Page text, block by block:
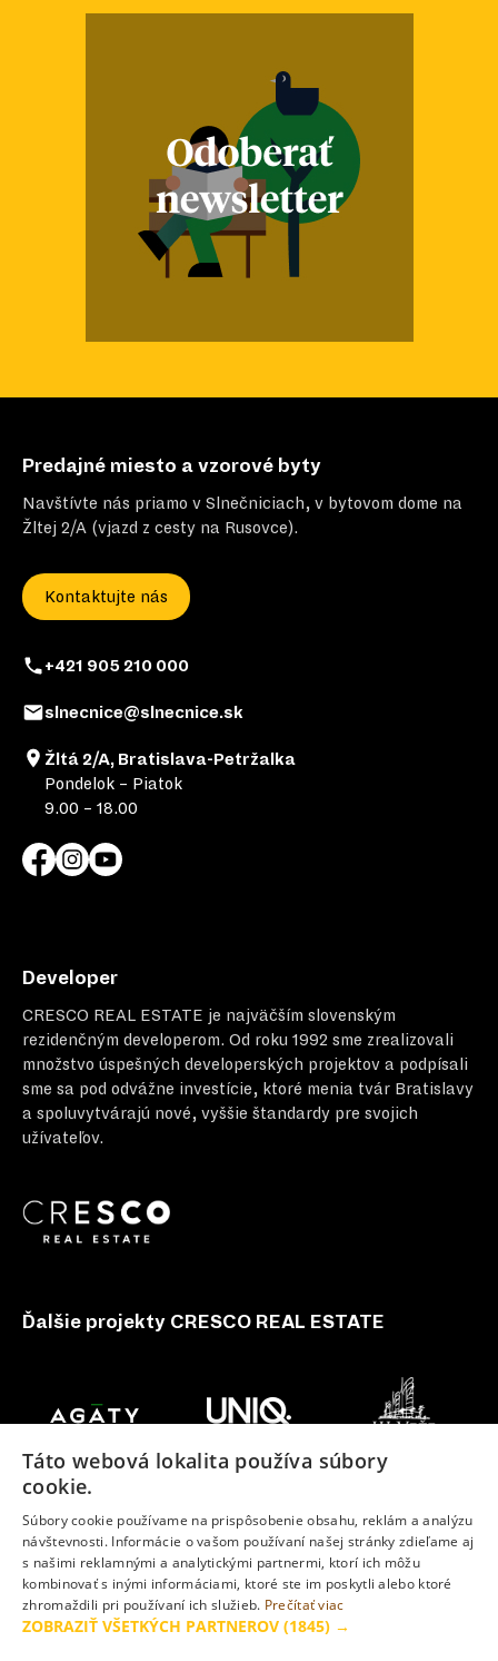
Predajné miesto a vzorové byty
Navštívte nás priamo v Slnečniciach, v bytovom dome na
Žltej 2/A (vjazd z cesty na Rusovce).
Kontaktujte nás
+421 905 210 000
slnecnice@slnecnice.sk
Žltá 2/A, Bratislava-Petržalka
Pondelok – Piatok
9.00 – 18.00
Developer
CRESCO REAL ESTATE je najväčším slovenským
rezidenčným developerom. Od roku 1992 sme zrealizovali
množstvo úspešných developerských projektov a podpísali
sme sa pod odvážne investície, ktoré menia tvár Bratislavy
a spoluvytvárajú nové, vyššie štandardy pre svojich
užívateľov.
Ďalšie projekty CRESCO REAL ESTATE
Táto webová lokalita používa súbory
cookie.
Súbory cookie používame na prispôsobenie obsahu, reklám a analýzu
návštevnosti. Informácie o vašom používaní našej stránky zdieľame aj
s našimi reklamnými a analytickými partnermi, ktorí ich môžu
kombinovať s inými informáciami, ktoré ste im poskytli alebo ktoré
zhromaždili pri používaní ich služieb. Prečítať viac
ZOBRAZIŤ VŠETKÝCH PARTNEROV (1845) →